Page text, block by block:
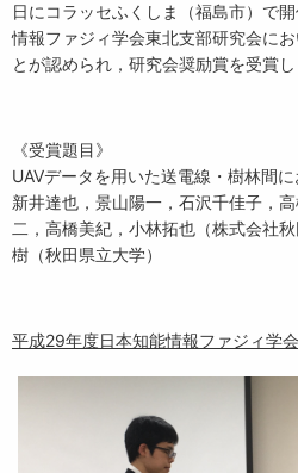
日にコラッセふくしま（福島市）で
情報ファジィ学会東北支部研究会に
とが認められ，研究会奨励賞を受賞し
《受賞題目》
UAVデータを用いた送電線・樹林間
新井達也，景山陽一，石沢千佳子，
二，高橋美紀，小林拓也（株式会社
樹（秋田県立大学）
平成29年度日本知能情報ファジィ学